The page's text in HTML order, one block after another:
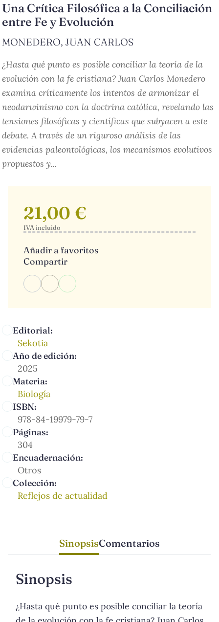
Una Crítica Filosófica a la Conciliación
entre Fe y Evolución
MONEDERO, JUAN CARLOS
¿Hasta qué punto es posible conciliar la teoría de la
evolución con la fe cristiana? Juan Carlos Monedero
examina críticamente los intentos de armonizar el
neodarwinismo con la doctrina católica, revelando las
tensiones filosóficas y científicas que subyacen a este
debate. A través de un riguroso análisis de las
evidencias paleontológicas, los mecanismos evolutivos
propuestos y...
Editorial:
Sekotia
Año de edición:
2025
Materia:
Biología
ISBN:
978-84-19979-79-7
Páginas:
304
Encuadernación:
Otros
Colección:
Reflejos de actualidad
21,00 €
IVA incluido
Añadir a favoritos
Compartir
SinopsisComentarios
Sinopsis
¿Hasta qué punto es posible conciliar la teoría